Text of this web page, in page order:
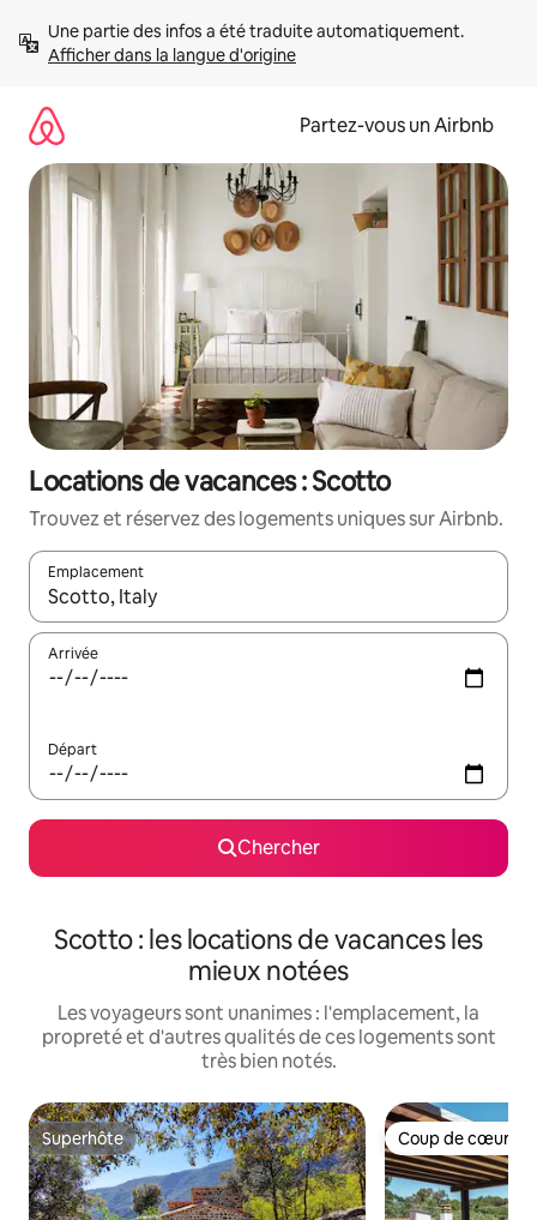
directement
Afficher dans la langue d'origine
Partez-vous un Airbnb
Locations de vacances : Scotto
Trouvez et réservez des logements uniques sur Airbnb.
Emplacement
Quand les résultats sont affichés, parcourez-les en utilisant
Arrivée
Départ
Chercher
Scotto : les locations de vacances les
mieux notées
Les voyageurs sont unanimes : l'emplacement, la
propreté et d'autres qualités de ces logements sont
très bien notés.
Superhôte
Superhôte Coup de cœur
Coup de cœur